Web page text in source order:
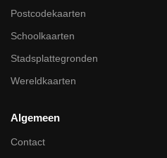
Postcodekaarten
Schoolkaarten
Stadsplattegronden
Wereldkaarten
Algemeen
Contact